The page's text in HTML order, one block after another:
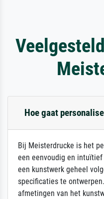
Hoe gaat
Bij Meisterdrucke is het
een eenvoudig en
een kunstwerk geheel
specificaties te
afmetingen van het